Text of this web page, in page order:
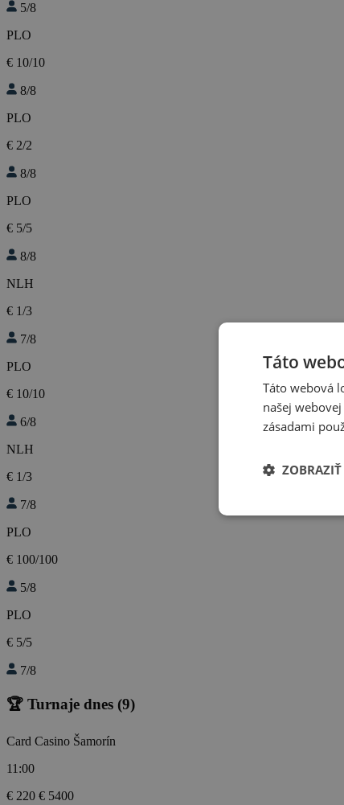
5/8
PLO
€ 10/10
8/8
PLO
€ 2/2
8/8
PLO
€ 5/5
8/8
NLH
€ 1/3
7/8
PLO
€ 10/10
6/8
NLH
€ 1/3
7/8
PLO
€ 100/100
5/8
PLO
€ 5/5
7/8
🏆 Turnaje dnes (9)
Card Casino Šamorín
11:00
€ 220 € 5400
Táto
Táto webová
našej
zásadami